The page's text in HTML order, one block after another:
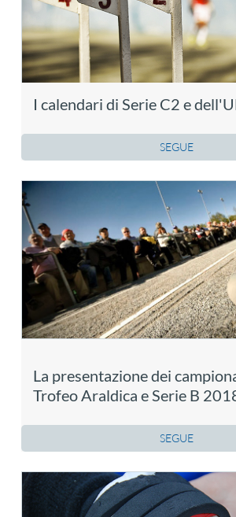
I calendari di Serie C2 e
SEGUE
La presentazione dei
Trofeo Araldica e Serie B
SEGUE